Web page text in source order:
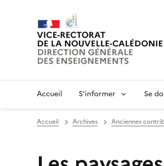
Accueil S’informer Se
Accueil Archives Anciennes